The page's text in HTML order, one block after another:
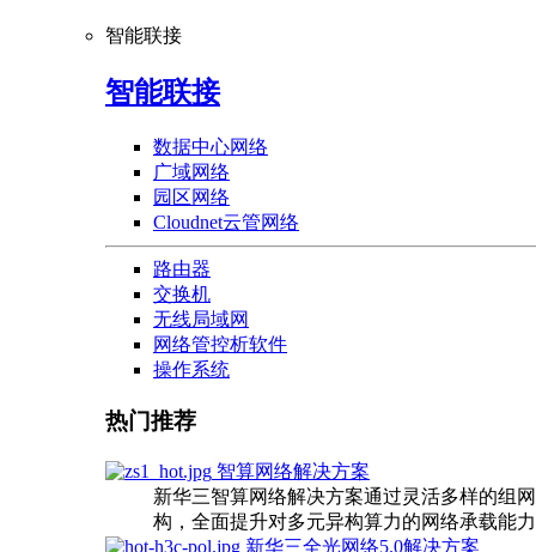
智能联接
智能联接
数据中心网络
广域网络
园区网络
Cloudnet云管网络
路由器
交换机
无线局域网
网络管控析软件
操作系统
热门推荐
智算网络解决方案
新华三智算网络解决方案通过灵活多样的组
构，全面提升对多元异构算力的网络承载能
新华三全光网络5.0解决方案